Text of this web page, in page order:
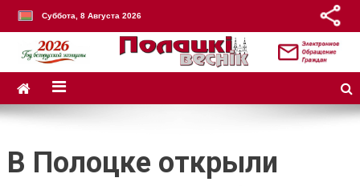
Суббота, 8 Августа 2026
В Полоцке открыли